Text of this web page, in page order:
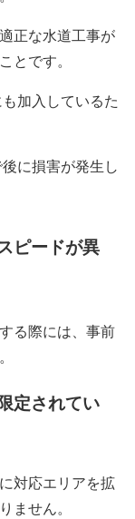
正な水道工事が
とです。
加入しているた
に損害が発生し
ピードが異
る際には、事前
定されてい
対応エリアを拡
ません。